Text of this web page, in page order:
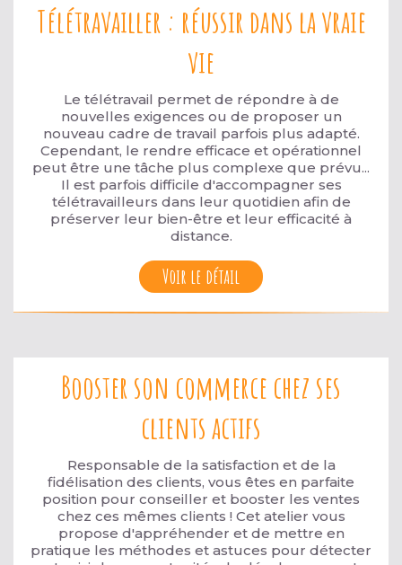
Télétravailler : réussir dans la vraie
vie
Le télétravail permet de répondre à de
nouvelles exigences ou de proposer un
nouveau cadre de travail parfois plus adapté.
Cependant, le rendre efficace et opérationnel
peut être une tâche plus complexe que prévu...
Il est parfois difficile d'accompagner ses
télétravailleurs dans leur quotidien afin de
préserver leur bien-être et leur efficacité à
distance.
Voir le détail
Booster son commerce chez ses
clients actifs
Responsable de la satisfaction et de la
fidélisation des clients, vous êtes en parfaite
position pour conseiller et booster les ventes
chez ces mêmes clients ! Cet atelier vous
propose d'appréhender et de mettre en
pratique les méthodes et astuces pour détecter